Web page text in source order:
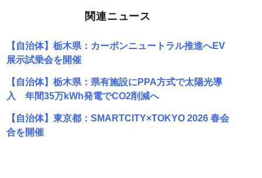
関連ニュース
【自治体】栃木県：カーボンニュートラル推進へEV
展示試乗会を開催
【自治体】栃木県：県有施設にPPA方式で太陽光導
入 年間35万kWh発電でCO2削減へ
【自治体】東京都：SMARTCITY×TOKYO 2026 春会
合を開催